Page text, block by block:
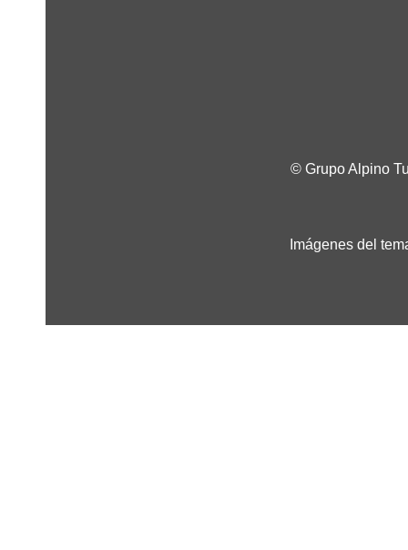
© Grupo Alpino
Imágenes del